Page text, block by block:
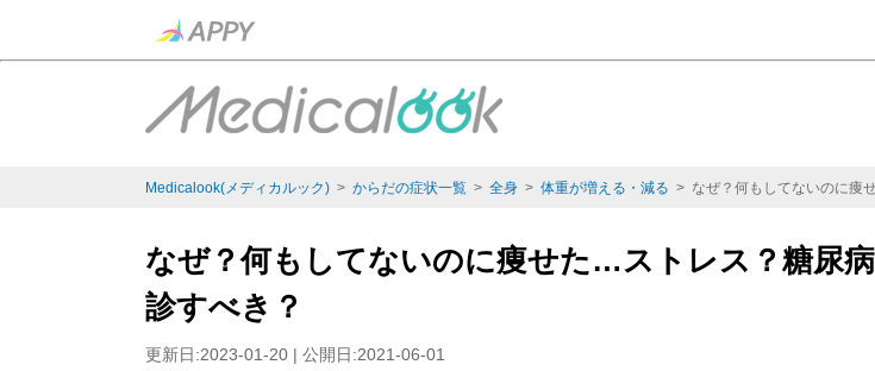
Medicalook(メディカルック) > からだの症状一覧 > 全身 > 体重が増える・減る > なぜ？何もしてないのに痩
なぜ？何もしてないのに痩せた…ストレス？糖尿
診すべき？
更新日:2023-01-20 | 公開日:2021-06-01